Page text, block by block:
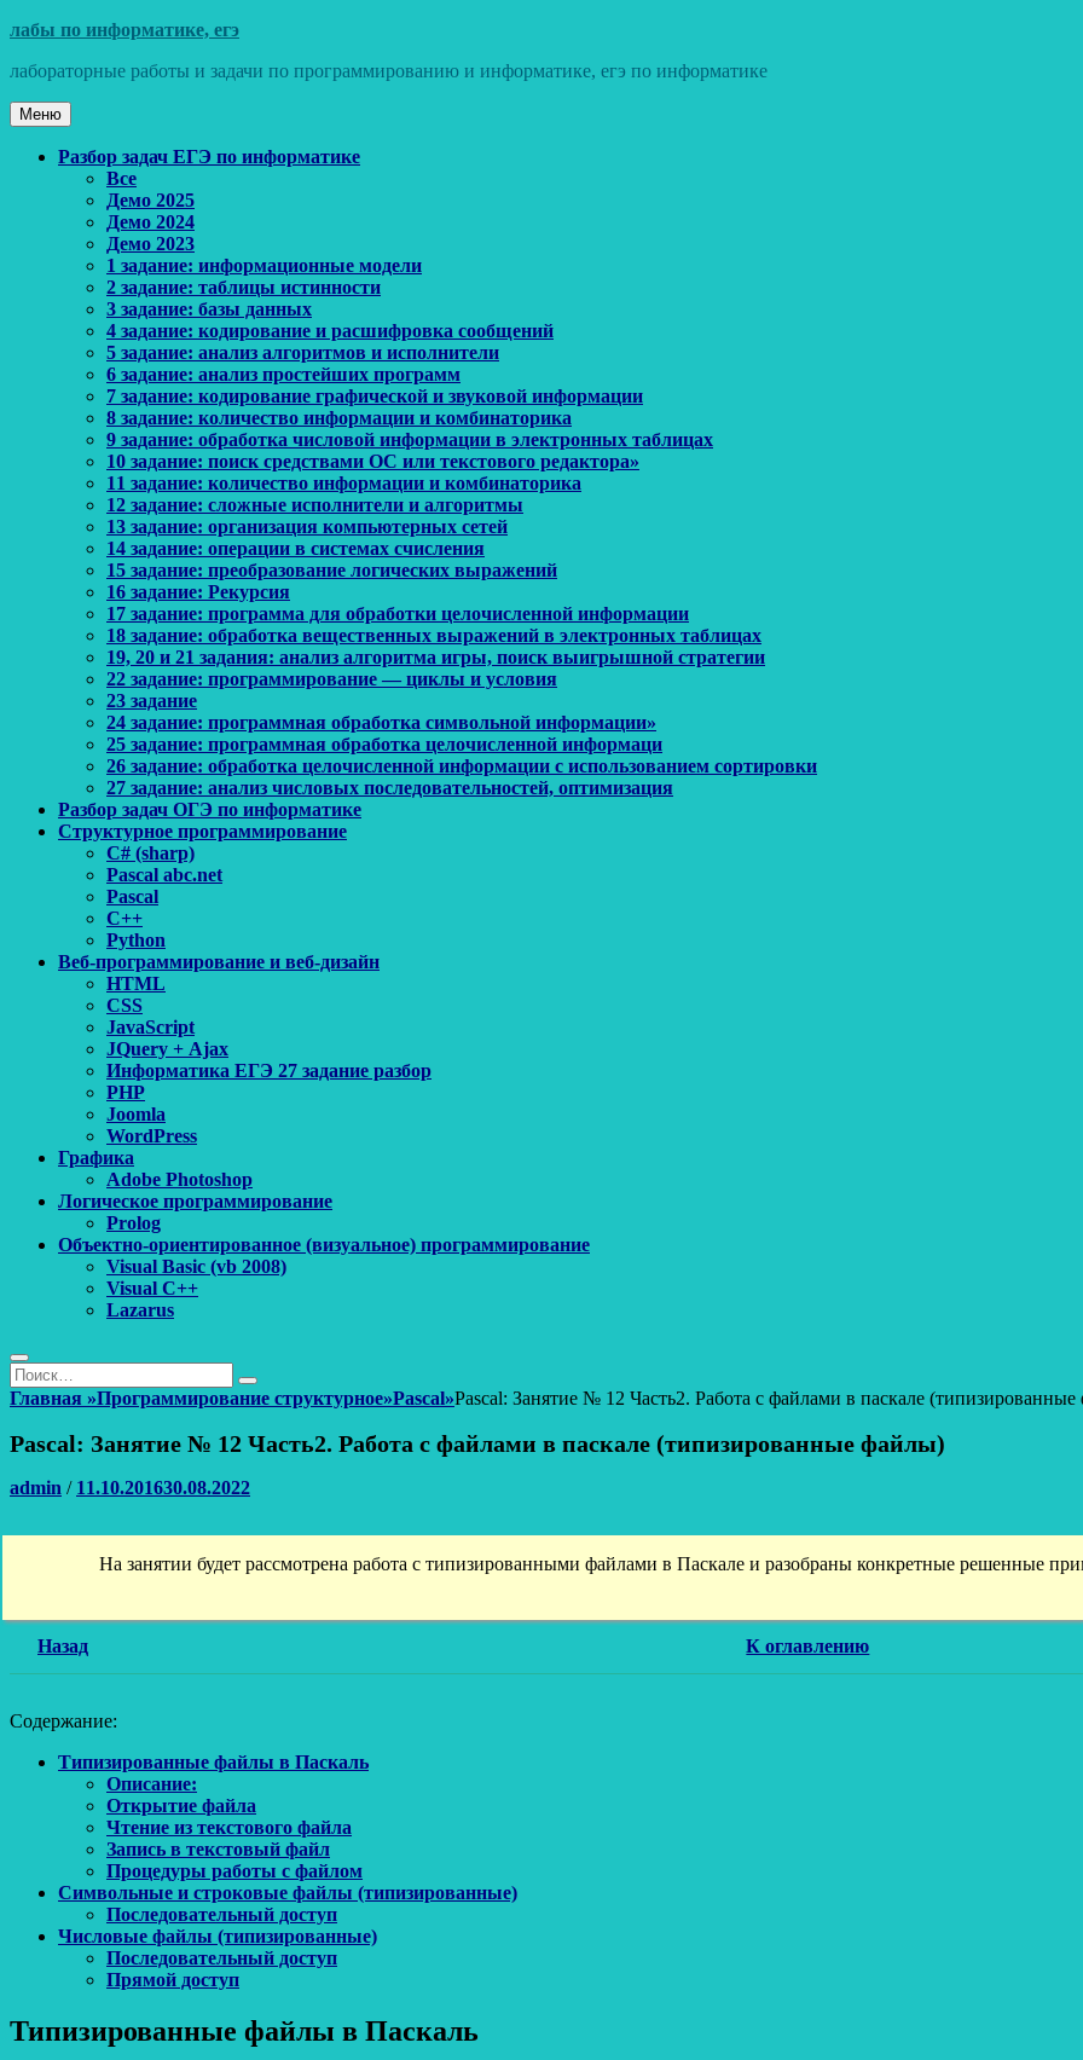
Перейти
содержимому
лабы по информатике, егэ
лабораторные работы и задачи по программированию и информатике, егэ по информатике
Меню
Основное
Разбор задач ЕГЭ по информатике
Все
Демо 2025
Демо 2024
Демо 2023
1 задание: информационные модели
2 задание: таблицы истинности
3 задание: базы данных
4 задание: кодирование и расшифровка сообщений
5 задание: анализ алгоритмов и исполнители
6 задание: анализ простейших программ
7 задание: кодирование графической и звуковой информации
8 задание: количество информации и комбинаторика
9 задание: обработка числовой информации в электронных таблицах
10 задание: поиск средствами ОС или текстового редактора»
11 задание: количество информации и комбинаторика
12 задание: сложные исполнители и алгоритмы
13 задание: организация компьютерных сетей
14 задание: операции в системах счисления
15 задание: преобразование логических выражений
16 задание: Рекурсия
17 задание: программа для обработки целочисленной информации
18 задание: обработка вещественных выражений в электронных таблицах
19, 20 и 21 задания: анализ алгоритма игры, поиск выигрышной стратегии
22 задание: программирование — циклы и условия
23 задание
24 задание: программная обработка символьной информации»
25 задание: программная обработка целочисленной информаци
26 задание: обработка целочисленной информации с использованием сортировки
27 задание: анализ числовых последовательностей, оптимизация
Разбор задач ОГЭ по информатике
Структурное программирование
C# (sharp)
Pascal abc.net
Pascal
С++
Python
Веб-программирование и веб-дизайн
HTML
CSS
JavaScript
JQuery + Ajax
Информатика ЕГЭ 27 задание разбор
PHP
Joomla
WordPress
Графика
Adobe Photoshop
Логическое программирование
Prolog
Объектно-ориентированное (визуальное) программирование
Visual Basic (vb 2008)
Visual C++
Lazarus
Поиск
Найти:
Поиск
Главная »Программирование структурное»Pascal»Pascal: Занятие № 12 Часть2. Работа с файлами в паскале
Pascal: Занятие № 12 Часть2. Работа с файлами в паскале (типизированные файлы)
Автор
admin / Опубликовано
11.10.201630.08.2022
На занятии будет рассмотрена работа с типизированными файлами в Паскале и разобраны конкретные решенные
Назад К оглавлению
Содержание:
Типизированные файлы в Паскаль
Описание:
Открытие файла
Чтение из текстового файла
Запись в текстовый файл
Процедуры работы с файлом
Символьные и строковые файлы (типизированные)
Последовательный доступ
Числовые файлы (типизированные)
Последовательный доступ
Прямой доступ
Типизированные файлы в Паскаль